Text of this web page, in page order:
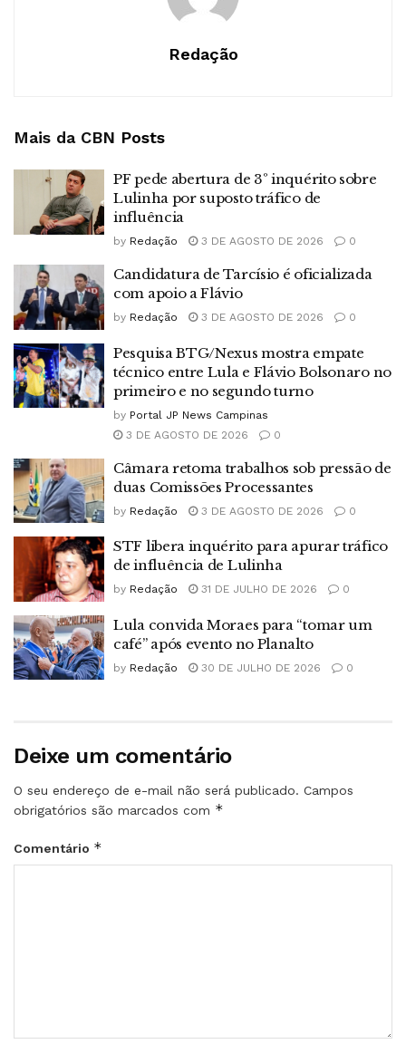
Redação
Mais da CBN Posts
PF pede abertura de 3º inquérito sobre
Lulinha por suposto tráfico de
influência
by Redação 3 DE AGOSTO DE 2026 0
Candidatura de Tarcísio é oficializada
com apoio a Flávio
by Redação 3 DE AGOSTO DE 2026 0
Pesquisa BTG/Nexus mostra empate
técnico entre Lula e Flávio Bolsonaro no
primeiro e no segundo turno
by Portal JP News Campinas
3 DE AGOSTO DE 2026
0
Câmara retoma trabalhos sob pressão de
duas Comissões Processantes
by Redação 3 DE AGOSTO DE 2026 0
STF libera inquérito para apurar tráfico
de influência de Lulinha
by Redação 31 DE JULHO DE 2026 0
Lula convida Moraes para “tomar um
café” após evento no Planalto
by Redação 30 DE JULHO DE 2026 0
Deixe um comentário
O seu endereço de e-mail não será publicado. Campos
obrigatórios são marcados com *
Comentário *